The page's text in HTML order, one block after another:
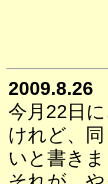
2009.8.26
今月22日
けれど、
いと書きま